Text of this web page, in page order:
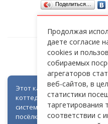
Поделиться…
СТ
Этот каталог создан как
коттеджных посёлков: для
система контроля доступа
посёлкам
Продолжая
даете согласие
cookies и
собираемых
агрегаторов
веб-сайтов, в
статистики
таргетирования
соответствии с